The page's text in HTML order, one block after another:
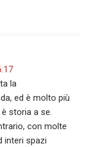
la
ed è molto più
storia a se.
con molte
interi spazi